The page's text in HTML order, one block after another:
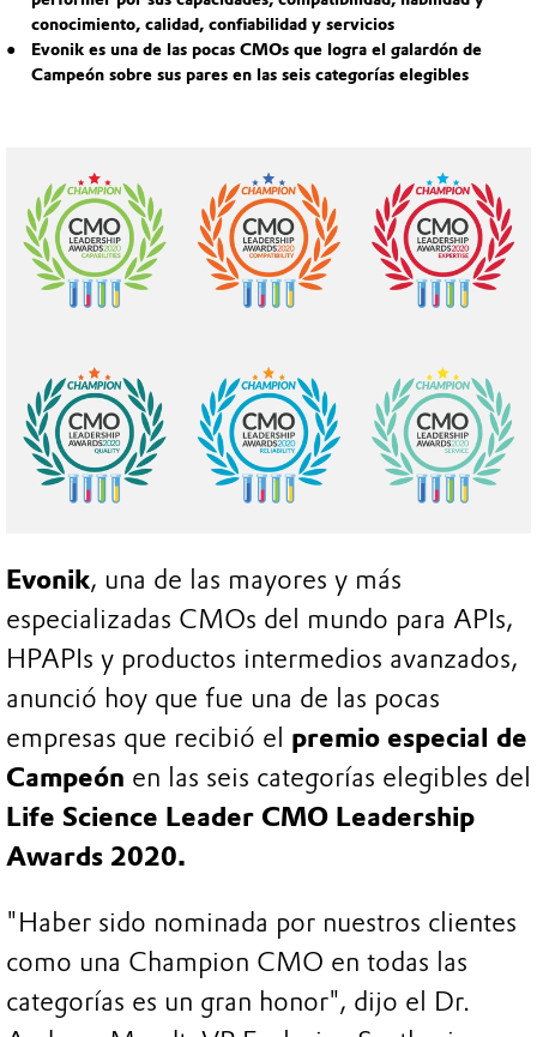
conocimiento, calidad, confiabilidad y servicios
Evonik es una de las pocas CMOs que logra el galardón de
Campeón sobre sus pares en las seis categorías elegibles
Evonik, una de las mayores y más
especializadas CMOs del mundo para APIs,
HPAPIs y productos intermedios avanzados,
anunció hoy que fue una de las pocas
empresas que recibió el premio especial de
Campeón en las seis categorías elegibles del
Life Science Leader CMO Leadership
Awards 2020.
"Haber sido nominada por nuestros clientes
como una Champion CMO en todas las
categorías es un gran honor", dijo el Dr.